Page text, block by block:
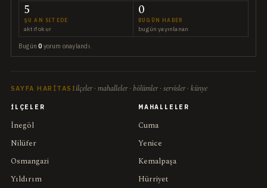
5
ŞU AN SITEDE
aktif okur
0
BUGÜN HABER
bugün yayınlanan
Bugün0 yorum onaylandı.
SAYFA HARITASI ilçeler · mahalleler · bölümler · servisler · künye
İLÇELER
İnegöl
Nilüfer
Osmangazi
Yıldırım
MAHALLELER
Cuma
Yenice
Kemalpaşa
Hürriyet